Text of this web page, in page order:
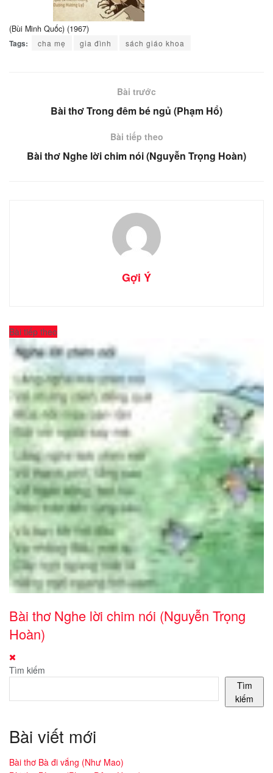
(Bùi Minh Quốc) (1967)
Tags:
cha mẹ gia đình sách giáo khoa
Bài trước
Bài thơ Trong đêm bé ngủ (Phạm Hổ)
Bài tiếp theo
Bài thơ Nghe lời chim nói (Nguyễn Trọng Hoàn)
Gợi Ý
Bài tiếp theo
Bài thơ Nghe lời chim nói (Nguyễn Trọng
Hoàn)
Tìm kiếm
Tìm
kiếm
Bài viết mới
Bài thơ Bà đi vắng (Như Mao)